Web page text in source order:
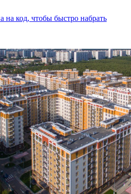
на код, чтобы быстро набрать